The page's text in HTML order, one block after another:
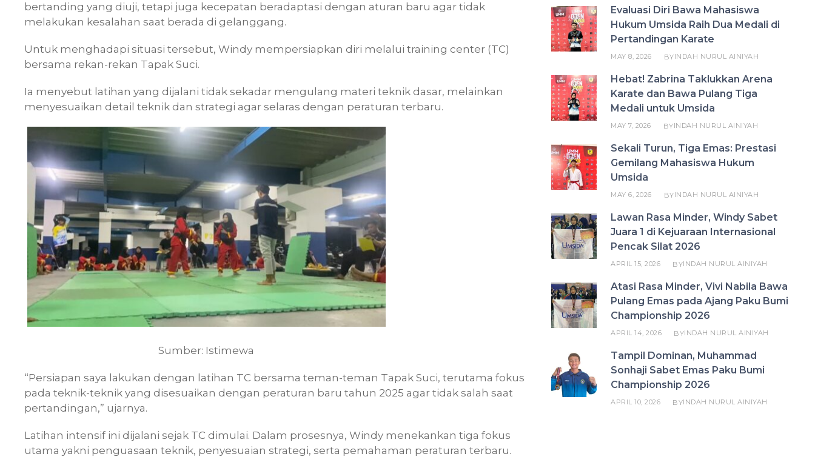
bertanding yang diuji, tetapi juga kecepatan beradaptasi dengan aturan baru agar tidak
melakukan kesalahan saat berada di gelanggang.
Untuk menghadapi situasi tersebut, Windy mempersiapkan diri melalui training center (TC)
bersama rekan-rekan Tapak Suci.
Ia menyebut latihan yang dijalani tidak sekadar mengulang materi teknik dasar, melainkan
menyesuaikan detail teknik dan strategi agar selaras dengan peraturan terbaru.
Sumber: Istimewa
“Persiapan saya lakukan dengan latihan TC bersama teman-teman Tapak Suci, terutama fokus
pada teknik-teknik yang disesuaikan dengan peraturan baru tahun 2025 agar tidak salah saat
pertandingan,” ujarnya.
Latihan intensif ini dijalani sejak TC dimulai. Dalam prosesnya, Windy menekankan tiga fokus
utama yakni penguasaan teknik, penyesuaian strategi, serta pemahaman peraturan terbaru.
Evaluasi Diri Bawa Mahasiswa
Hukum Umsida Raih Dua Medali di
Pertandingan Karate
MAY 8, 2026 BYINDAH NURUL AINIYAH
Hebat! Zabrina Taklukkan Arena
Karate dan Bawa Pulang Tiga
Medali untuk Umsida
MAY 7, 2026 BYINDAH NURUL AINIYAH
Sekali Turun, Tiga Emas: Prestasi
Gemilang Mahasiswa Hukum
Umsida
MAY 6, 2026 BYINDAH NURUL AINIYAH
Lawan Rasa Minder, Windy Sabet
Juara 1 di Kejuaraan Internasional
Pencak Silat 2026
APRIL 15, 2026 BYINDAH NURUL AINIYAH
Atasi Rasa Minder, Vivi Nabila Bawa
Pulang Emas pada Ajang Paku Bumi
Championship 2026
APRIL 14, 2026 BYINDAH NURUL AINIYAH
Tampil Dominan, Muhammad
Sonhaji Sabet Emas Paku Bumi
Championship 2026
APRIL 10, 2026 BYINDAH NURUL AINIYAH